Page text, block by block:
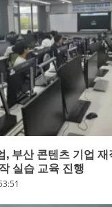
め
わ
自
あ
年
ト
を
え
、
戦
, 부산 콘텐츠 기업
실습 교육 진행